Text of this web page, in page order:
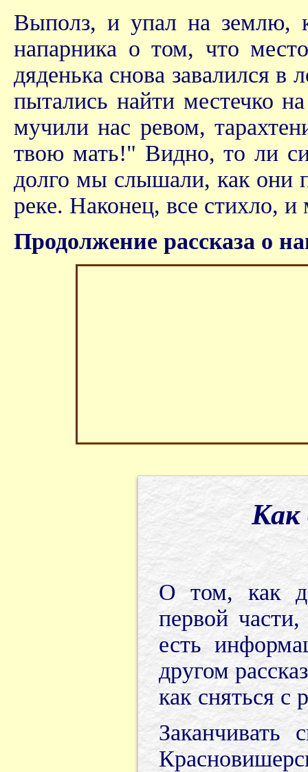
Выполз, и упал на землю,
напарника о том, что
дяденька снова завалился
пытались найти местечко
мучили нас ревом,
твою мать!" Видно, то ли
долго мы слышали, как они
реке. Наконец, все стихло,
Продолжение рассказа о
Как
О том, как
первой
есть
другом
как сняться с